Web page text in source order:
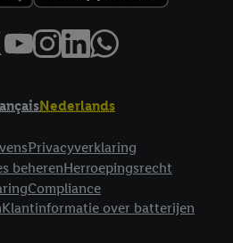
Nederlands
Privacyverklaring
beherenHerroepingsrecht
Compliance
Klantinformatie over batterijen